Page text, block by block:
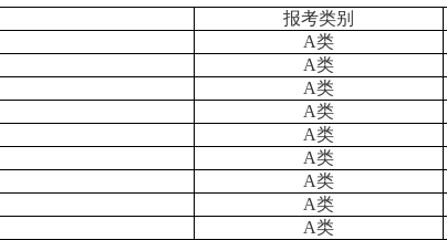
报考类别
A类
A类
A类
A类
A类
A类
A类
A类
A类